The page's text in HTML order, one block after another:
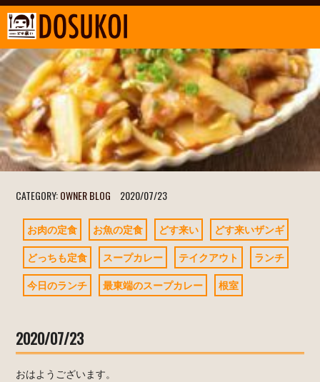
CATEGORY:OWNER BLOG 2020/07/23
お肉の定食 お魚の定食 どす来い
どす来いザンギ
どっちも定食
スープカレー テイクアウト
ランチ
今日のランチ
最東端のスープカレー 根室
2020/07/23
おはようございます。